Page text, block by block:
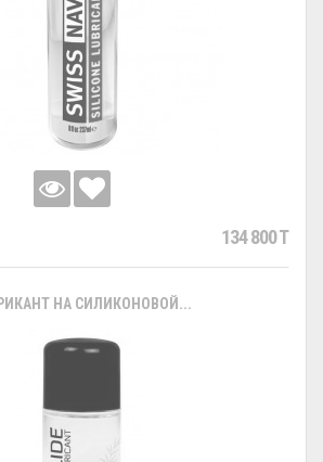
134 800 T
НА СИЛИКОНОВОЙ...